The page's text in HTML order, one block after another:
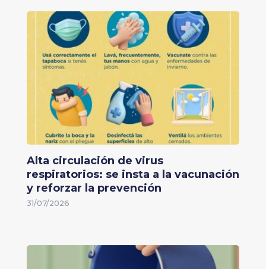
Alta circulación de virus
respiratorios: se insta a la vacunación
y reforzar la prevención
31/07/2026